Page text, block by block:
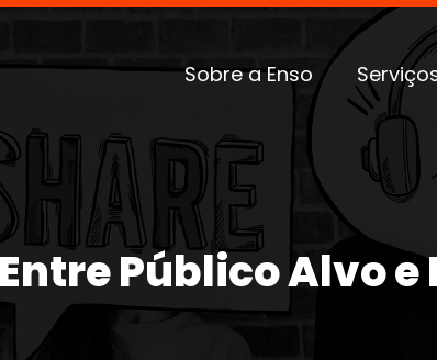
Sobre a Enso
Público Alvo e